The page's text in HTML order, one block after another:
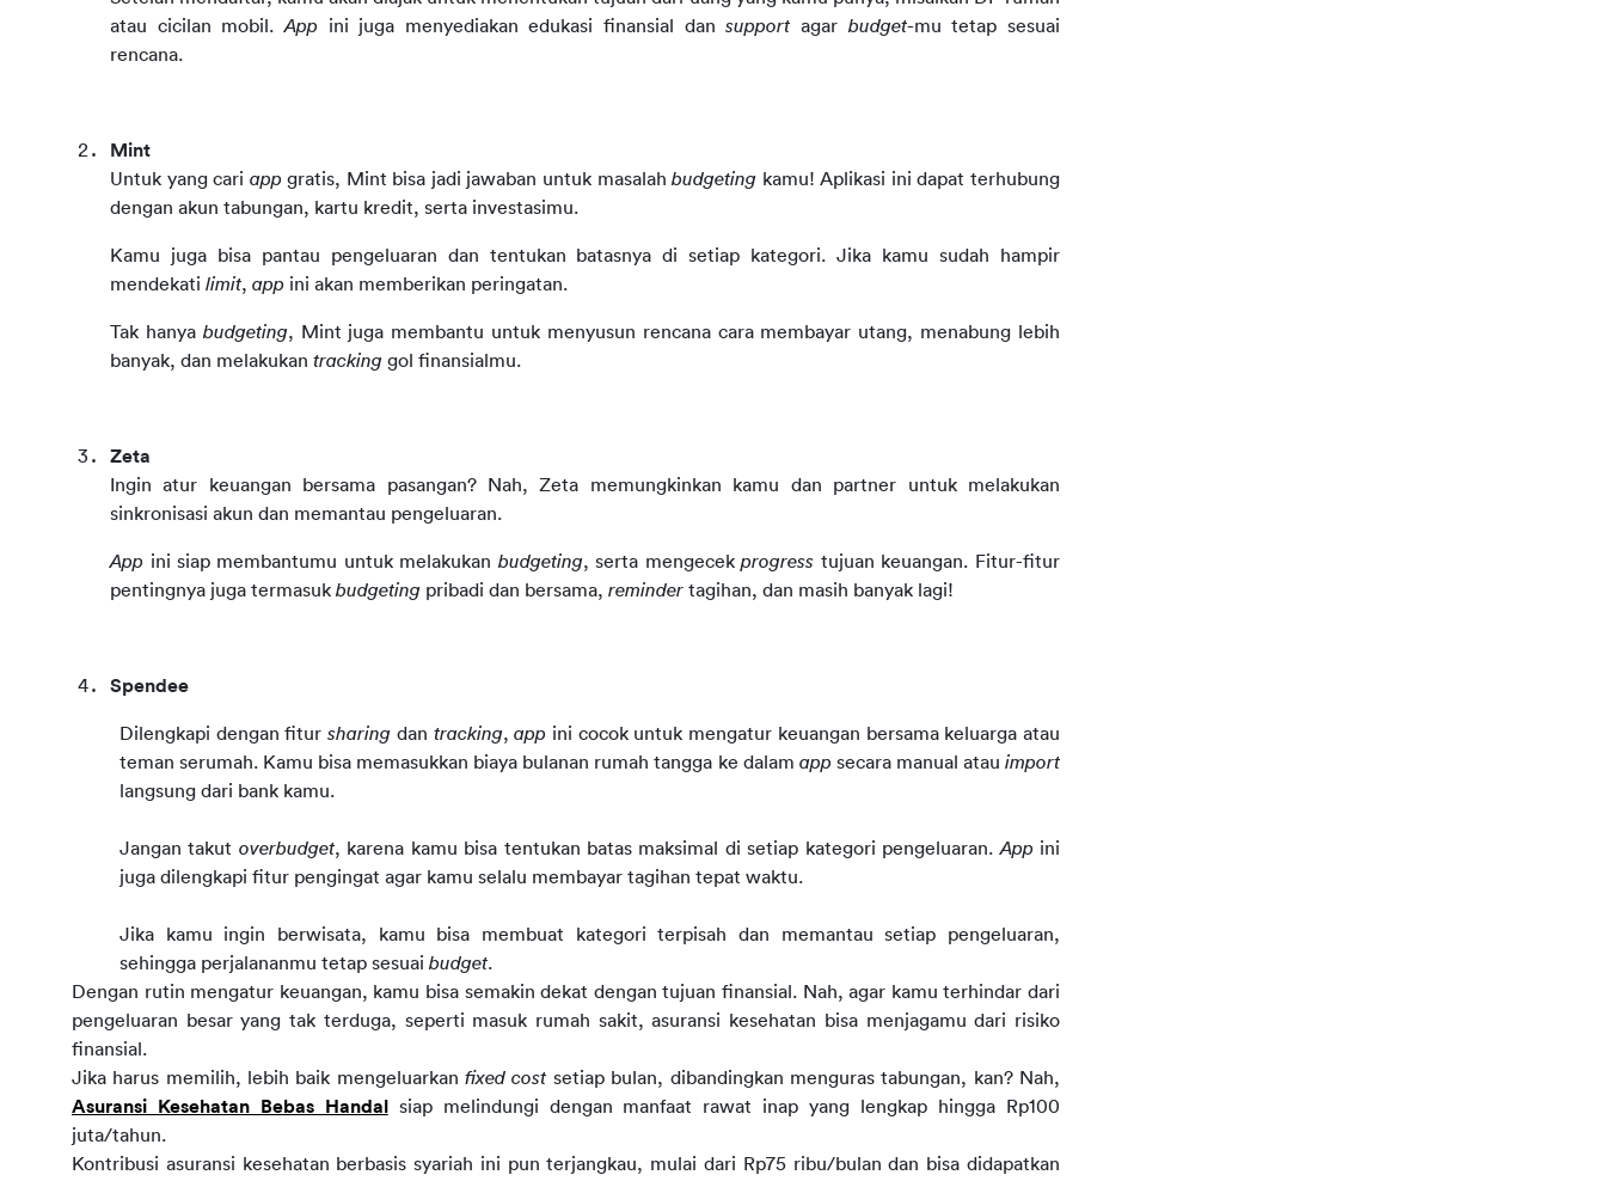
atau cicilan mobil. App ini juga menyediakan edukasi finansial dan support agar budget-mu tetap sesuai
rencana.
Mint
Untuk yang cari app gratis, Mint bisa jadi jawaban untuk masalah budgeting kamu! Aplikasi ini dapat terhubung
dengan akun tabungan, kartu kredit, serta investasimu.
Kamu juga bisa pantau pengeluaran dan tentukan batasnya di setiap kategori. Jika kamu sudah hampir
mendekati limit, app ini akan memberikan peringatan.
Tak hanya budgeting, Mint juga membantu untuk menyusun rencana cara membayar utang, menabung lebih
banyak, dan melakukan tracking gol finansialmu.
Zeta
Ingin atur keuangan bersama pasangan? Nah, Zeta memungkinkan kamu dan partner untuk melakukan
sinkronisasi akun dan memantau pengeluaran.
App ini siap membantumu untuk melakukan budgeting, serta mengecek progress tujuan keuangan. Fitur-fitur
pentingnya juga termasuk budgeting pribadi dan bersama, reminder tagihan, dan masih banyak lagi!
Spendee
Dilengkapi dengan fitur sharing dan tracking, app ini cocok untuk mengatur keuangan bersama keluarga atau
teman serumah. Kamu bisa memasukkan biaya bulanan rumah tangga ke dalam app secara manual atau
import
langsung dari bank kamu.
Jangan takut overbudget, karena kamu bisa tentukan batas maksimal di setiap kategori pengeluaran. App ini
juga dilengkapi fitur pengingat agar kamu selalu membayar tagihan tepat waktu.
Jika kamu ingin berwisata, kamu bisa membuat kategori terpisah dan memantau setiap pengeluaran,
sehingga perjalananmu tetap sesuai budget.
Dengan rutin mengatur keuangan, kamu bisa semakin dekat dengan tujuan finansial. Nah, agar kamu terhindar dari
pengeluaran besar yang tak terduga, seperti masuk rumah sakit, asuransi kesehatan bisa menjagamu dari risiko
finansial.
Jika harus memilih, lebih baik mengeluarkan fixed cost
Asuransi Kesehatan Bebas Handal
siap melindungi dengan manfaat rawat inap yang lengkap hingga Rp100
juta/tahun.
Kontribusi asuransi kesehatan berbasis syariah ini pun terjangkau, mulai dari Rp75 ribu/bulan dan bisa didapatkan